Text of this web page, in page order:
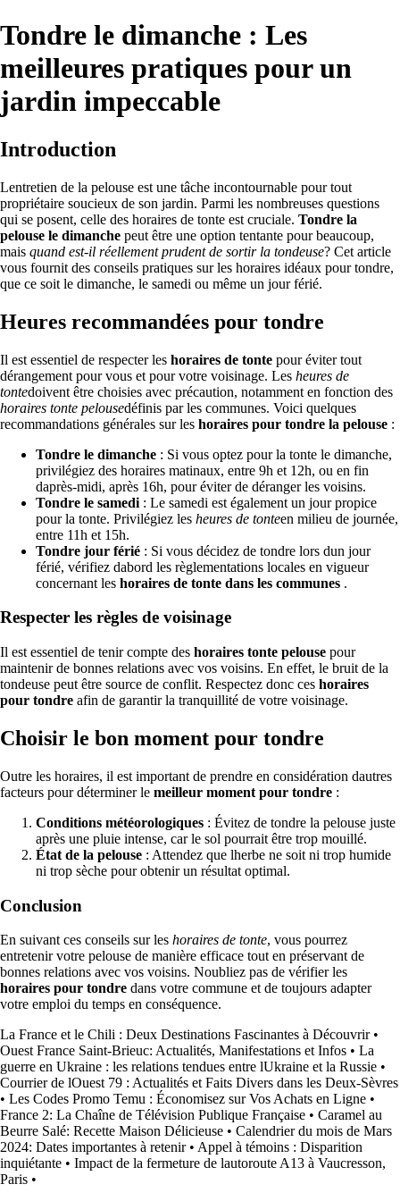
Tondre le dimanche : Les
meilleures pratiques pour un
jardin impeccable
Introduction
Lentretien de la pelouse est une tâche incontournable pour tout
propriétaire soucieux de son jardin. Parmi les nombreuses questions
qui se posent, celle des horaires de tonte est cruciale. Tondre la
pelouse le dimanche peut être une option tentante pour beaucoup,
mais quand est-il réellement prudent de sortir la tondeuse? Cet article
vous fournit des conseils pratiques sur les horaires idéaux pour tondre,
que ce soit le dimanche, le samedi ou même un jour férié.
Heures recommandées pour tondre
Il est essentiel de respecter les horaires de tonte pour éviter tout
dérangement pour vous et pour votre voisinage. Les heures de
tontedoivent être choisies avec précaution, notamment en fonction des
horaires tonte pelousedéfinis par les communes. Voici quelques
recommandations générales sur les horaires pour tondre la pelouse :
Tondre le dimanche : Si vous optez pour la tonte le dimanche,
privilégiez des horaires matinaux, entre 9h et 12h, ou en fin
daprès-midi, après 16h, pour éviter de déranger les voisins.
Tondre le samedi : Le samedi est également un jour propice
pour la tonte. Privilégiez les heures de tonteen milieu de journée,
entre 11h et 15h.
Tondre jour férié : Si vous décidez de tondre lors dun jour
férié, vérifiez dabord les règlementations locales en vigueur
concernant les horaires de tonte dans les communes .
Respecter les règles de voisinage
Il est essentiel de tenir compte des horaires tonte pelouse pour
maintenir de bonnes relations avec vos voisins. En effet, le bruit de la
tondeuse peut être source de conflit. Respectez donc ces horaires
pour tondre afin de garantir la tranquillité de votre voisinage.
Choisir le bon moment pour tondre
Outre les horaires, il est important de prendre en considération dautres
facteurs pour déterminer le meilleur moment pour tondre :
Conditions météorologiques : Évitez de tondre la pelouse juste
après une pluie intense, car le sol pourrait être trop mouillé.
État de la pelouse : Attendez que lherbe ne soit ni trop humide
ni trop sèche pour obtenir un résultat optimal.
Conclusion
En suivant ces conseils sur les horaires de tonte, vous pourrez
entretenir votre pelouse de manière efficace tout en préservant de
bonnes relations avec vos voisins. Noubliez pas de vérifier les
horaires pour tondre dans votre commune et de toujours adapter
votre emploi du temps en conséquence.
La France et le Chili : Deux Destinations Fascinantes à Découvrir•
Ouest France Saint-Brieuc: Actualités, Manifestations et Infos • La
guerre en Ukraine : les relations tendues entre lUkraine et la Russie •
Courrier de lOuest 79 : Actualités et Faits Divers dans les Deux-Sèvres
• Les Codes Promo Temu : Économisez sur Vos Achats en Ligne •
France 2: La Chaîne de Télévision Publique Française • Caramel au
Beurre Salé: Recette Maison Délicieuse • Calendrier du mois de Mars
2024: Dates importantes à retenir• Appel à témoins : Disparition
inquiétante • Impact de la fermeture de lautoroute A13 à Vaucresson,
Paris •